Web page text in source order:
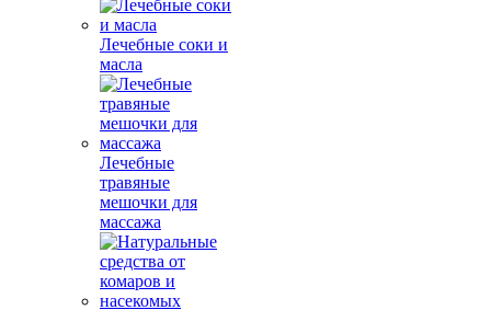
Лечебные соки и
масла
Лечебные
травяные
мешочки для
массажа